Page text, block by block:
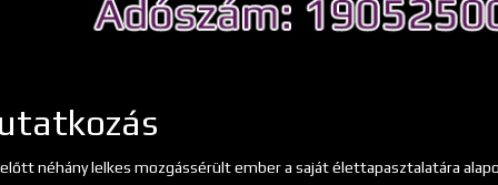
néhány lelkes mozgássérült ember a saját élettapasztalatára